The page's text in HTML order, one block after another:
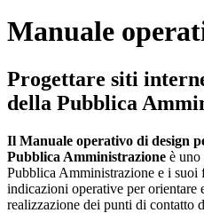
Manuale
Progettare siti
della Pubblica
Il Manuale operativo di design
Pubblica Amministrazione è uno
Pubblica Amministrazione e i
indicazioni operative per orientare
realizzazione dei punti di contatto